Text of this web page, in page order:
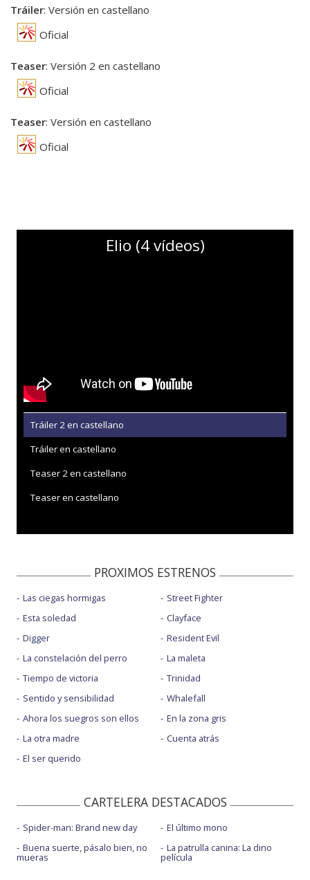
Tráiler: Versión en castellano
Oficial
Teaser: Versión 2 en castellano
Oficial
Teaser: Versión en castellano
Oficial
Elio (4 vídeos)
Tráiler 2 en castellano
Tráiler en castellano
Teaser 2 en castellano
Teaser en castellano
PROXIMOS ESTRENOS
Las ciegas hormigas
Esta soledad
Digger
La constelación del perro
Tiempo de victoria
Sentido y sensibilidad
Ahora los suegros son ellos
La otra madre
El ser querido
Street Fighter
Clayface
Resident Evil
La maleta
Trinidad
Whalefall
En la zona gris
Cuenta atrás
CARTELERA DESTACADOS
Spider-man: Brand new day
Buena suerte, pásalo bien, no
mueras
El último mono
La patrulla canina: La dino
película